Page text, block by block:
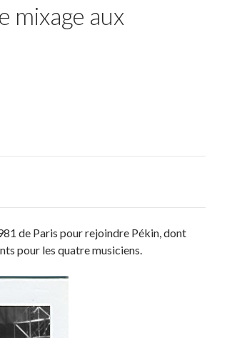
mixage aux
de Paris pour rejoindre Pékin, dont
pour les quatre musiciens.